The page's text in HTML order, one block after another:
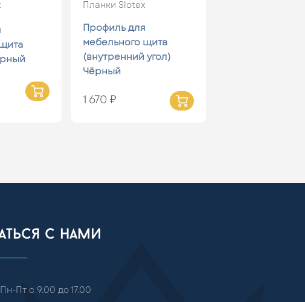
Планки Slotex
Профиль для
мебельного щита
(внутренний угол)
Чёрный
1 670 ₽
с нами
Пн-Пт с 9.00 до 17.00